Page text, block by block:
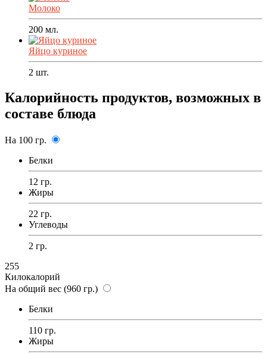
Молоко
200 мл.
Яйцо куриное
2 шт.
Калорийность продуктов, возможных в
составе блюда
На 100 гр.
Белки
12 гр.
Жиры
22 гр.
Углеводы
2 гр.
255
Килокалорий
На общий вес (960 гр.)
Белки
110 гр.
Жиры